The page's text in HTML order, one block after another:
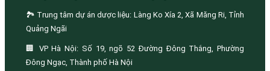
🏞️ Trung tâm dự án dược liệu: Làng Ko Xía 2, Xã Măng Ri, Tỉnh
Quảng Ngãi
🏢 VP Hà Nội: Số 19, ngõ 52 Đường Đông Thắng, Phường
Đông Ngạc, Thành phố Hà Nội